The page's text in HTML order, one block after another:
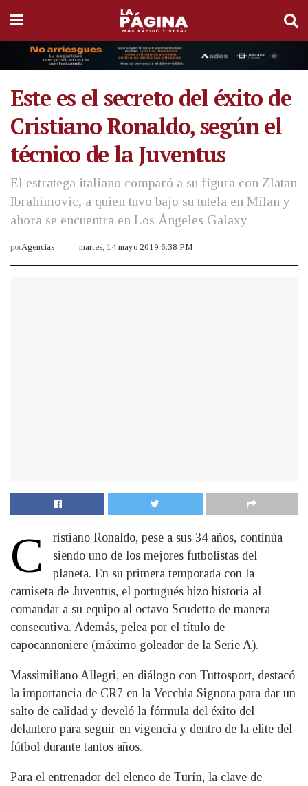
Este es el secreto del éxito de
Cristiano Ronaldo, según el
técnico de la Juventus
El estratega italiano comparó a su figura con Zlatan
Ibrahimovic, a quien tuvo bajo su tutela en Milan y
ahora se encuentra en Los Ángeles Galaxy
porAgencias martes, 14 mayo 2019 6:38 PM
C
ristiano Ronaldo, pese a sus 34 años, continúa
siendo uno de los mejores futbolistas del
planeta. En su primera temporada con la
camiseta de Juventus, el portugués hizo historia al
comandar a su equipo al octavo Scudetto de manera
consecutiva. Además, pelea por el título de
capocannoniere (máximo goleador de la Serie A).
Massimiliano Allegri, en diálogo con Tuttosport, destacó
la importancia de CR7 en la Vecchia Signora para dar un
salto de calidad y develó la fórmula del éxito del
delantero para seguir en vigencia y dentro de la elite del
fútbol durante tantos años.
Para el entrenador del elenco de Turín, la clave de